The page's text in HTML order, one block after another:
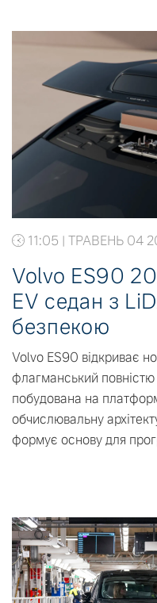
11:05 | ТРАВЕНЬ 04
Volvo ES90
EV седан з
безпекою
Volvo ES90 відкриває
флагманський
побудована на
обчислювальну
формує основу для